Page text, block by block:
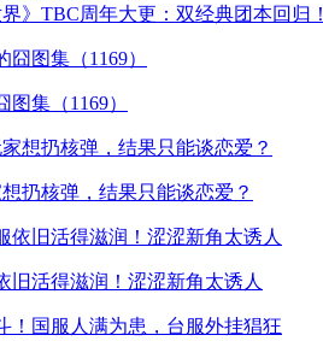
界》TBC周年大更：双经典团本回归！
集（1169）
扔核弹，结果只能谈恋爱？
旧活得滋润！涩涩新角太诱人